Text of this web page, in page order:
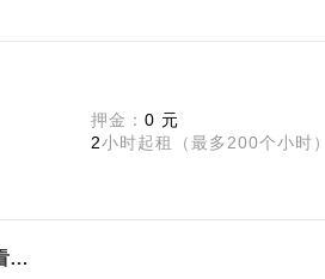
押金： 0 元
2小时起租（最多200个小时）
古墓丽影9（起源,崛起,暗影3部曲)⭐终极版⭐全dlc服装技能dlc均已购⭐详情看描述